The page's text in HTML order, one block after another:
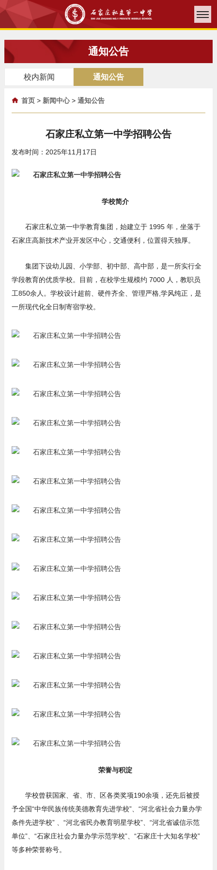
通知公告
校内新闻 通知公告
首页> 新闻中心> 通知公告
石家庄私立第一中学招聘公告
发布时间：2025年11月17日
学校简介
石家庄私立第一中学教育集团，始建立于 1995 年，坐落于
石家庄高新技术产业开发区中心，交通便利，位置得天独厚。
集团下设幼儿园、小学部、初中部、高中部，是一所实行全
学段教育的优质学校。目前，在校学生规模约 7000 人，教职员
工850余人。学校设计超前、硬件齐全、管理严格,学风纯正，是
一所现代化全日制寄宿学校。
荣誉与积淀
学校曾获国家、省、市、区各类奖项190余项，还先后被授
予全国“中华民族传统美德教育先进学校”、“河北省社会力量办学
条件先进学校” 、“河北省民办教育明星学校”、“河北省诚信示范
单位”、“石家庄社会力量办学示范学校”、“石家庄十大知名学校”
等多种荣誉称号。